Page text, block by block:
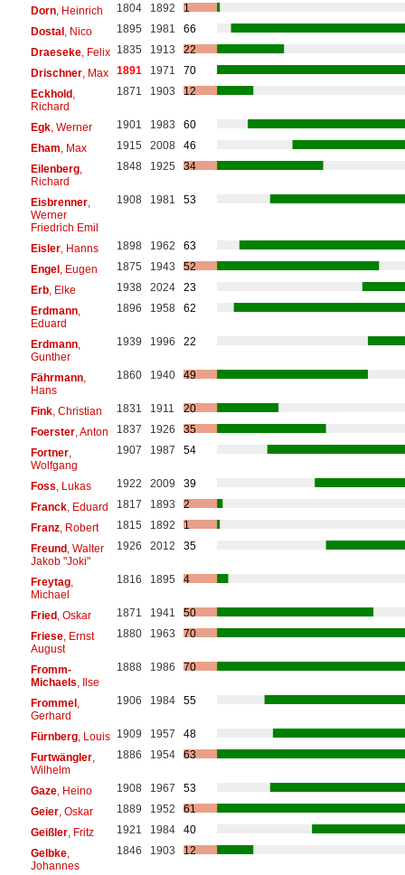
Dorn, Heinrich 1804 1892
1
Dostal, Nico 1895 1981
66
Draeseke, Felix 1835 1913
22
Drischner, Max 1891 1971
70
Eckhold,
Richard
1871 1903 12
Egk, Werner 1901 1983
60
Eham , Max 1915 2008
46
Eilenberg,
Richard
1848 1925 34
Eisbrenner,
Werner
Friedrich Emil
1908 1981 53
Eisler, Hanns 1898 1962
63
Engel, Eugen 1875 1943
52
Erb, Elke 1938 2024
23
Erdmann,
Eduard
1896 1958 62
Erdmann,
Gunther
1939 1996 22
Fährmann,
Hans
1860 1940 49
Fink, Christian 1831 1911
20
Foerster, Anton 1837 1926
35
Fortner,
Wolfgang
1907 1987 54
Foss , Lukas 1922 2009
39
Franck, Eduard 1817 1893
2
Franz, Robert 1815 1892
1
Freund, Walter
Jakob "Joki"
1926 2012 35
Freytag,
Michael
1816 1895 4
Fried, Oskar 1871 1941
50
Friese, Ernst
August
1880 1963 70
Fromm-
Michaels , Ilse
1888 1986 70
Frommel,
Gerhard
1906 1984 55
Fürnberg, Louis 1909 1957
48
Furtwängler,
Wilhelm
1886 1954 63
Gaze, Heino 1908 1967
53
Geier, Oskar 1889 1952
61
Geißler, Fritz 1921 1984
40
Gelbke,
Johannes
1846 1903 12